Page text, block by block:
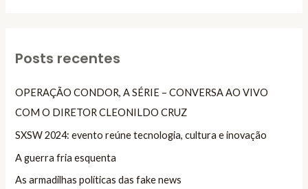
Posts recentes
OPERAÇÃO CONDOR, A SÉRIE – CONVERSA AO VIVO
COM O DIRETOR CLEONILDO CRUZ
SXSW 2024: evento reúne tecnologia, cultura e inovação
A guerra fria esquenta
As armadilhas políticas das fake news